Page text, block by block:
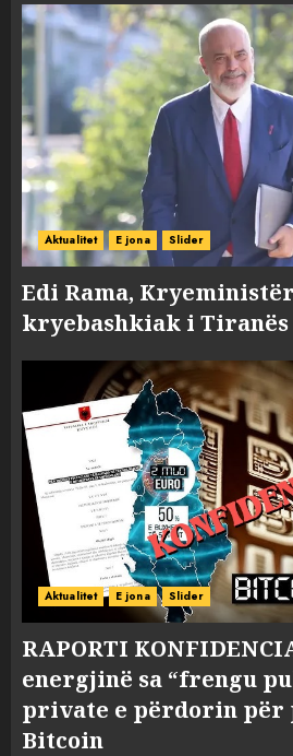
Aktualitet E jona Slider
Edi Rama,
kryebashkiak i Tiranës
Aktualitet E jona Slider
RAPORTI
energjinë sa “frengu
private e përdorin për
Bitcoin